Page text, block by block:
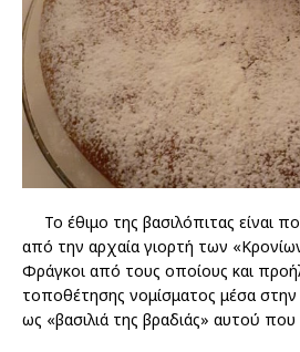
Το έθιμο της βασιλόπιτας είναι
από την αρχαία γιορτή των
Φράγκοι από τους οποίους και
τοποθέτησης νομίσματος μέσα στην
ως «βασιλιά της βραδιάς» αυτού που